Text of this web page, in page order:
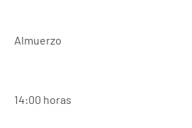
Almuerzo
14:00 horas